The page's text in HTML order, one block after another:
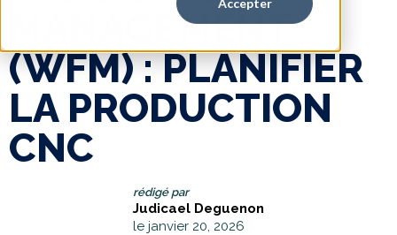
MANAGEMENT
(WFM) : PLANIFIER
LA PRODUCTION
CNC
rédigé par
Judicael Deguenon
le janvier 20, 2026